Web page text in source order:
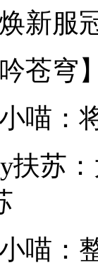
服
穹】
：将
苏：
：整